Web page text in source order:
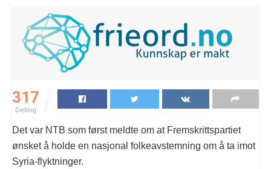
317
Deling
Det var NTB som først meldte om at Fremskrittspartiet
ønsket å holde en nasjonal folkeavstemning om å ta imot
Syria-flyktninger.